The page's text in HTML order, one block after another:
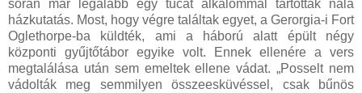
során már legalább egy tucat alkalommal tartottak nála
házkutatás. Most, hogy végre találtak egyet, a Gerorgia-i Fort
Oglethorpe-ba küldték, ami a háború alatt épült négy
központi gyűjtőtábor egyike volt. Ennek ellenére a vers
megtalálása után sem emeltek ellene vádat. „Posselt nem
vádolták meg semmilyen összeesküvéssel, csak bűnös